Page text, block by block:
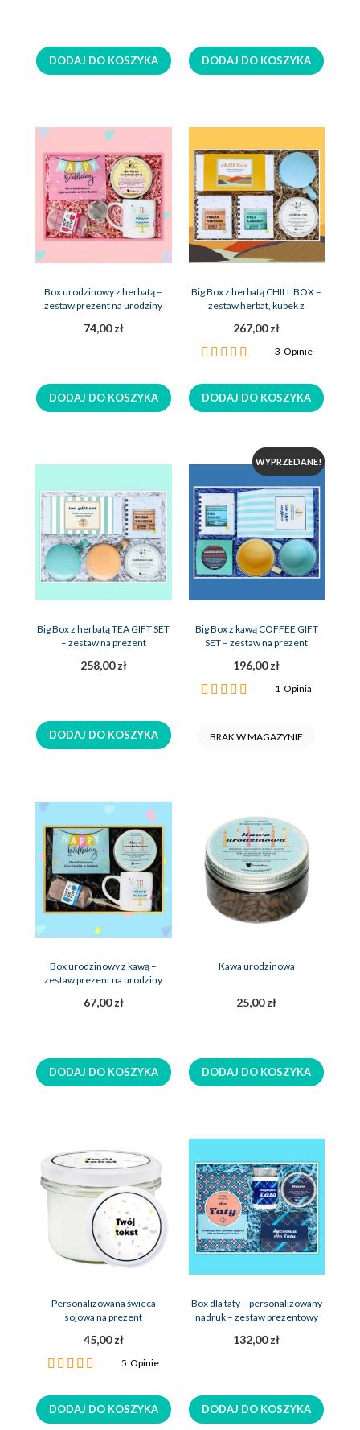
DODAJ DO KOSZYKA DODAJ DO KOSZYKA
Box urodzinowy z herbatą –
zestaw prezent na urodziny
74,00 zł
DODAJ DO KOSZYKA
Big Box z herbatą CHILL BOX –
zestaw herbat, kubek z
267,00 zł
Ocena:
3 Opinie
DODAJ DO KOSZYKA
Big Box z herbatą TEA GIFT SET
– zestaw na prezent
258,00 zł
DODAJ DO KOSZYKA
WYPRZEDANE!
Big Box z kawą COFFEE GIFT
SET – zestaw na prezent
196,00 zł
Ocena:
1Opinia
BRAK W MAGAZYNIE
Box urodzinowy z kawą –
zestaw prezent na urodziny
67,00 zł
DODAJ DO KOSZYKA
Kawa urodzinowa
25,00 zł
DODAJ DO KOSZYKA
Personalizowana świeca
sojowa na prezent
45,00 zł
Ocena:
5Opinie
DODAJ DO KOSZYKA
Box dla taty – personalizowany
nadruk – zestaw prezentowy
132,00 zł
DODAJ DO KOSZYKA